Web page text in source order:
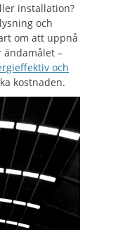
installation?
och
om att uppnå
–
och
kostnaden.